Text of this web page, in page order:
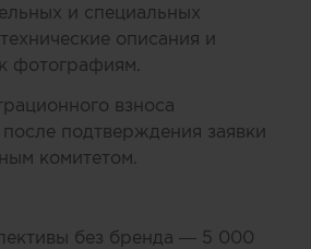
и специальных
описания и
фотографиям.
взноса
подтверждения заявки
комитетом.
без бренда — 5 000